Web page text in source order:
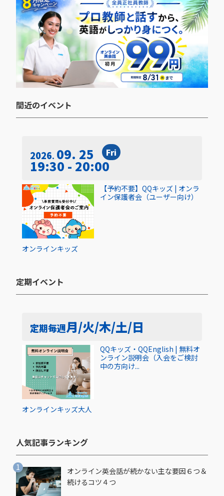
間近のイベント​
2026 09. 25 Fri
19:30 - 20:00
オンラインキッズ
【予約不要】QQキッズ | オンラ
イン保護者会（ユーザー向け）
定期イベント​
定期毎週月/火/木/土/日
オンラインキッズ大人
QQキッズ・QQEnglish | 無料オ
ンライン説明会（入会をご検討
中の方向け...
人気記事ランキング​
オンライン英会話が続かない主な要因６つ＆
続けるコツ４つ